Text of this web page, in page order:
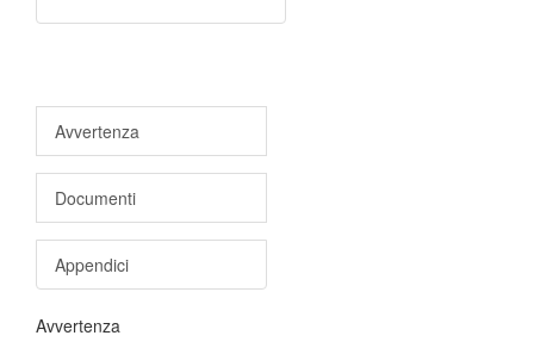
Avvertenza
Documenti
Appendici
Avvertenza